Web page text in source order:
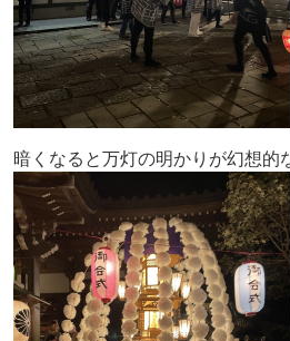
暗くなると万灯の明かりが幻想的